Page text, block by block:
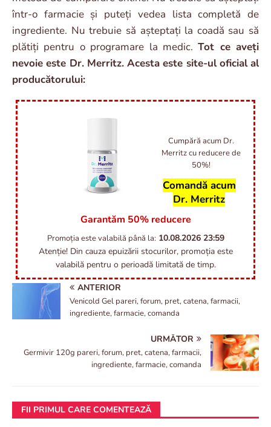
într-o farmacie și puteți vedea lista completă de
ingrediente. Nu trebuie să așteptați la coadă sau să
plătiți pentru o programare la medic.Tot ce aveți
nevoie este Dr. Merritz. Acesta este site-ul oficial al
producătorului:
Cumpără acum Dr.
Merritz cu reducere de
50%!
Comandă acum
Dr. Merritz
Garantăm 50% reducere
Promoția este valabilă până la: 10.08.2026 23:59
Atenție! Din cauza epuizării stocurilor, promoția este
valabilă pentru o perioadă limitată de timp.
ANTERIOR
Venicold Gel pareri, forum, pret, catena, farmacii,
ingrediente, farmacie, comanda
URMĂTOR
Germivir 120g pareri, forum, pret, catena, farmacii,
ingrediente, farmacie, comanda
FII PRIMUL CARE COMENTEAZĂ